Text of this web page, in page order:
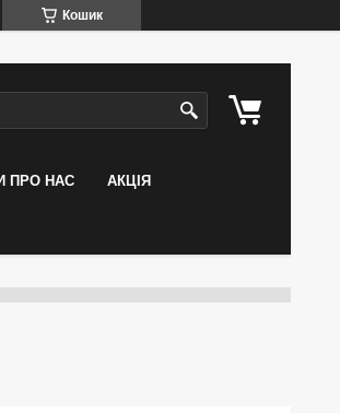
Кошик
ПРО НАС АКЦІЯ